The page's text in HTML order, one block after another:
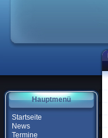
Hauptmenü
Startseite
News
Termine